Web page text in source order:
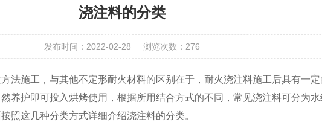
浇注料的分类
发布时间：2022-02-28 浏览次数：276
法施工，与其他不定形耐火材料的区别在于，耐火浇注料施工后具有一
养护即可投入烘烤使用，根据所用结合方式的不同，常见浇注料可分为
照这几种分类方式详细介绍浇注料的分类。